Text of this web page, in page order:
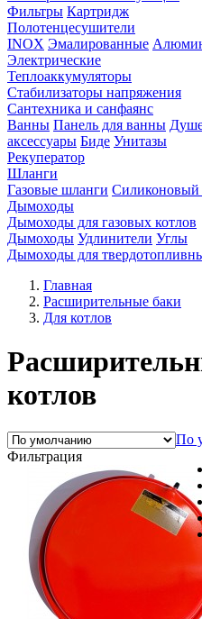
Фильтры Картридж
Полотенцесушители
INOX Эмалированные
Электрические
Теплоаккумуляторы
Стабилизаторы напряжения
Сантехника и санфаянс
Ванны Панель для ванны
аксессуары Биде Унитазы
Рекуператор
Шланги
Газовые шланги Силиконовый
Дымоходы
Дымоходы для газовых котлов
Дымоходы Удлинители Углы
Дымоходы для
Главная
Расширительные баки
Для котлов
котлов
По
Фильтрация